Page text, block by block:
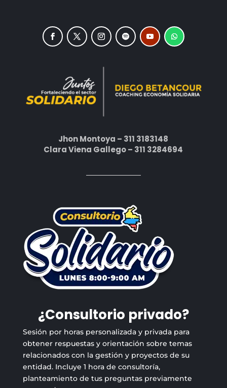
Jhon Montoya – 311 3183148
Clara Viena Gallego – 311 3284694
¿Consultorio privado?
Sesión por horas personalizada y privada para
obtener respuestas y orientación sobre temas
relacionados con la gestión y proyectos de su
entidad. Incluye 1 hora de consultoría,
planteamiento de tus preguntas previamente